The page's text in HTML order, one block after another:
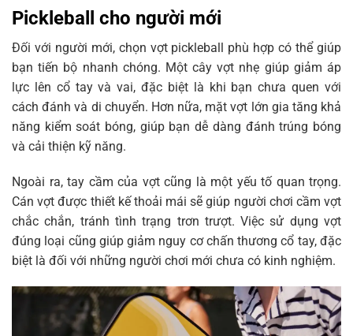
Paddle
Vợt Pickleball Selkirk Sport SLK Omega Max Gen
3 Paddle
Mua vợt Pickleball chính hãng trên Vua Hàng Hiệu
Pickleball cho người mới
Đối với người mới, chọn vợt pickleball phù hợp có thể giúp
bạn tiến bộ nhanh chóng. Một cây vợt nhẹ giúp giảm áp
lực lên cổ tay và vai, đặc biệt là khi bạn chưa quen với
cách đánh và di chuyển. Hơn nữa, mặt vợt lớn gia tăng khả
năng kiểm soát bóng, giúp bạn dễ dàng đánh trúng bóng
và cải thiện kỹ năng.
Ngoài ra, tay cầm của vợt cũng là một yếu tố quan trọng.
Cán vợt được thiết kế thoải mái sẽ giúp người chơi cầm vợt
chắc chắn, tránh tình trạng trơn trượt. Việc sử dụng vợt
đúng loại cũng giúp giảm nguy cơ chấn thương cổ tay, đặc
biệt là đối với những người chơi mới chưa có kinh nghiệm.